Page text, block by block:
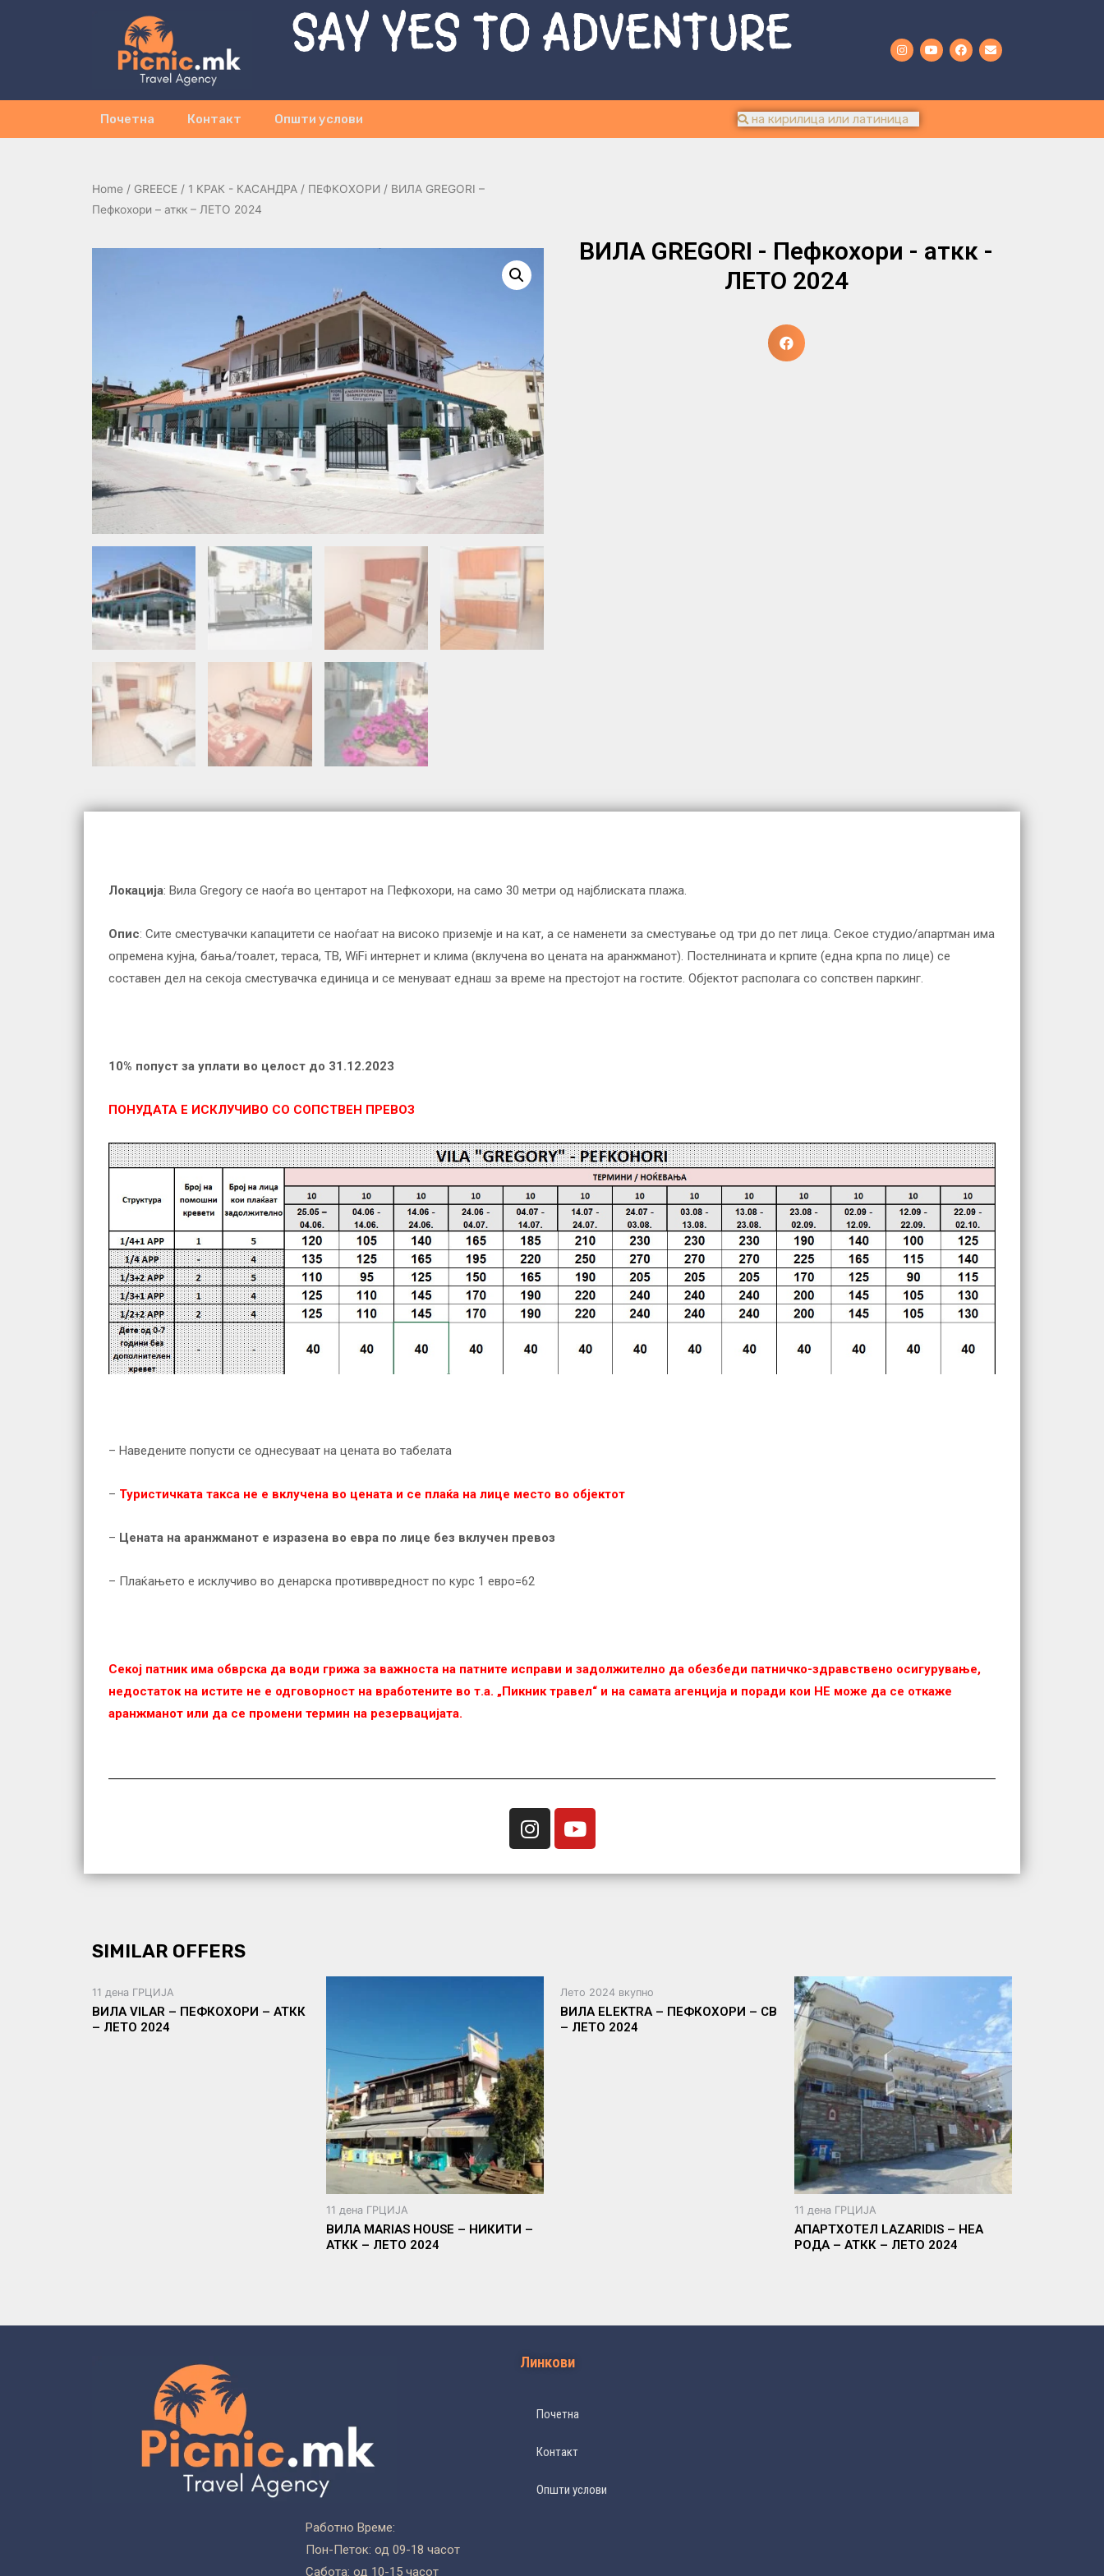
SAY YES TO ADVENTURE
Почетна Контакт Општи услови
Home / GREECE / 1 КРАК - КАСАНДРА / ПЕФКОХОРИ / ВИЛА GREGORI –
Пефкохори – аткк – ЛЕТО 2024
ВИЛА GREGORI - Пефкохори - аткк -
ЛЕТО 2024
Локација: Вила Gregory се наоѓа во центарот на Пефкохори, на само 30 метри од најблиската плажа.
Опис: Сите сместувачки капацитети се наоѓаат на високо приземје и на кат, а се наменети за сместување од три до пет лица. Секое студио/апартман има
опремена кујна, бања/тоалет, тераса, ТВ, WiFi интернет и клима (вклучена во цената на аранжманот). Постелнината и крпите (една крпа по лице) се
составен дел на секоја сместувачка единица и се менуваат еднаш за време на престојот на гостите. Објектот располага со сопствен паркинг.
10% попуст за уплати во целост до 31.12.2023
ПОНУДАТА Е ИСКЛУЧИВО СО СОПСТВЕН ПРЕВОЗ
– Наведените попусти се однесуваат на цената во табелата
– Туристичката такса не е вклучена во цената и се плаќа на лице место во објектот
– Цената на аранжманот е изразена во евра по лице без вклучен превоз
– Плаќањето е исклучиво во денарска противвредност по курс 1 евро=62
Секој патник има обврска да води грижа за важноста на патните исправи и задолжително да обезбеди патничко-здравствено осигурување,
недостаток на истите не е одговорност на вработените во т.а. „Пикник травел“ и на самата агенција и поради кои НЕ можe да се откаже
аранжманот или да се промени термин на резервацијата.
SIMILAR OFFERS
11 дена ГРЦИЈА
ВИЛА VILAR – ПЕФКОХОРИ – АТКК
– ЛЕТО 2024
11 дена ГРЦИЈА
ВИЛА MARIAS HOUSE – НИКИТИ –
АТКК – ЛЕТО 2024
Лето 2024 вкупно
ВИЛА ELEKTRA – ПЕФКОХОРИ – СВ
– ЛЕТО 2024
11 дена ГРЦИЈА
АПАРТХОТЕЛ LAZARIDIS – НЕА
РОДА – АТКК – ЛЕТО 2024
Работно Време:
Пон-Петок: од 09-18 часот
Сабота: од 10-15 часот
Линкови
Почетна
Контакт
Општи услови